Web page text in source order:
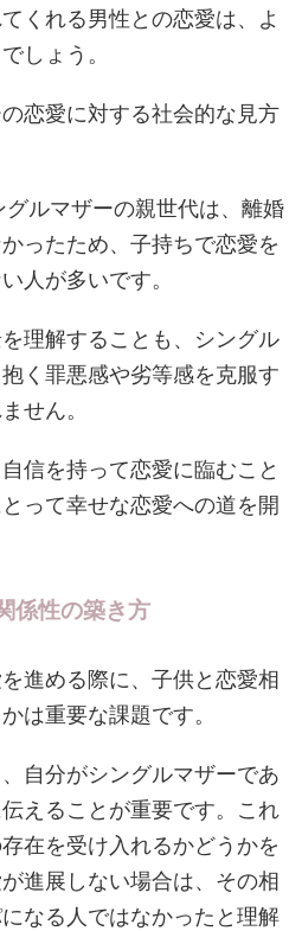
くれる男性との恋愛は、よ
しょう​​。
恋愛に対する社会的な見方
ルマザーの親世代は、離婚
ったため、子持ちで恋愛を
人が多いです​​。
理解することも、シングル
く罪悪感や劣等感を克服す
せん。
信を持って恋愛に臨むこと
って幸せな恋愛への道を開
係性の築き方
進める際に、子供と恋愛相
は重要な課題です。
自分がシングルマザーであ
えることが重要です。これ
在を受け入れるかどうかを
進展しない場合は、その相
なる人ではなかったと理解